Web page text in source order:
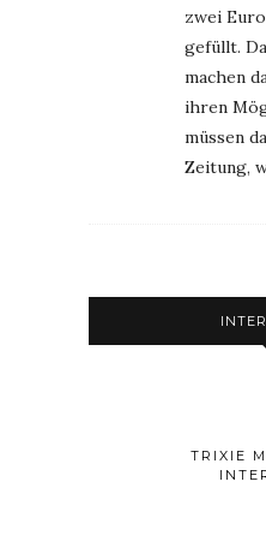
zwei
gefüllt.
machen
ihren
müssen
Zeitung,
TRIXIE